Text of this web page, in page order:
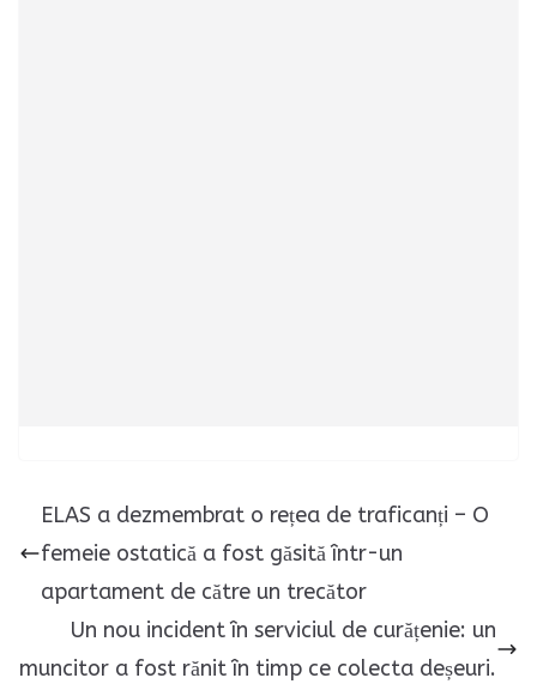
ELAS a dezmembrat o rețea de traficanți – O
femeie ostatică a fost găsită într-un
apartament de către un trecător
Un nou incident în serviciul de curățenie: un
muncitor a fost rănit în timp ce colecta deșeuri.